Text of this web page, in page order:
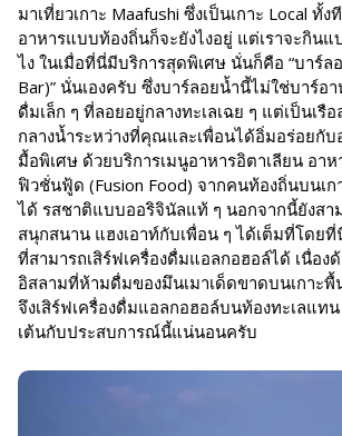
มาเที่ยวเกาะ Maafushi ซึ่งเป็นเกาะ Local ทั้
อาหารแบบท้องถิ่นก็จะยังไงอยู่ แต่เราจะกิน
ไง ในเมื่อที่นี่มีบริการสุดพิเศษ นั่นก็คือ “บาร์ล
Bar)” นั่นเองครับ ซึ่งบาร์ลอยน้ำนี้ไม่ใช่บาร์อ
ดื่มเล็ก ๆ ที่ลอยอยู่กลางทะเลเฉย ๆ แต่เป็นเ
กลางน้ำระหว่างที่คุณและเพื่อนได้อิ่มอร่อยกับ
มื้อพิเศษ ด้วยบริการเมนูอาหารอิตาเลียน อา
ฟิวชั่นฟู้ด (Fusion Food) จากคนท้องถิ่นบนเ
ได้ รสชาติแบบออริจินัลแท้ ๆ นอกจากนี้ยังสา
สนุกสนาน แฮงเอาท์กับเพื่อน ๆ ได้เต็มที่โดยที่
ที่สามารถเสิร์ฟเครื่องดื่มแอลกอฮอล์ได้ เนื่อง
อิสลามที่ห้ามดื่มของมึนเมาเด็ดขาดบนเกาะพื้
จึงเสิร์ฟเครื่องดื่มแอลกอฮอล์บนท้องทะเลแท
เต้นกับประสบการณ์นี้แน่นอนครับ